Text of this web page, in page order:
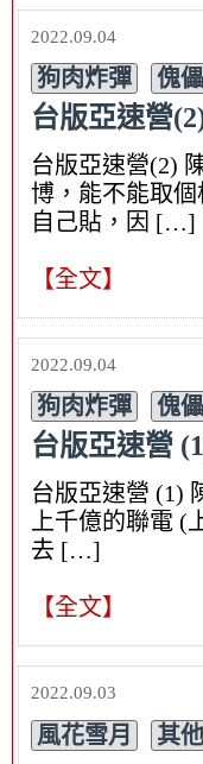
2022.09.04
狗肉炸彈 傀
台版亞速營
台版亞速營(2)
博，能不能取
自己貼，因 […]
【全文】
2022.09.04
狗肉炸彈 傀
台版亞速營
台版亞速營 (1)
上千億的聯電 (
去 […]
【全文】
2022.09.03
風花雪月 其他